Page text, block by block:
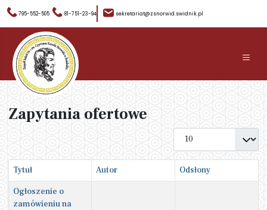
795-552-505 81-751-23-94 sekretariat@zsnorwid.swidnik.pl
≡
Zapytania ofertowe
Pokaż #
Tytuł Autor
Odsłony
Ogłoszenie o
zamówieniu na